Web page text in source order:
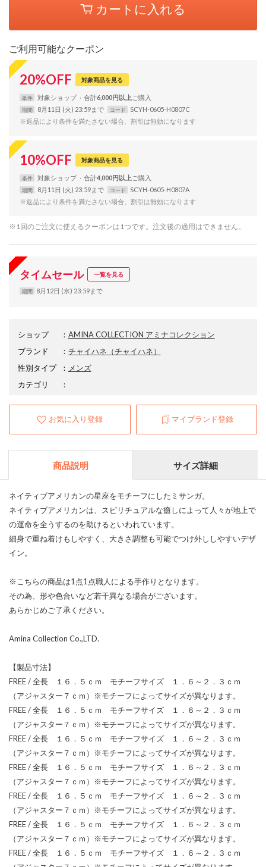
カートに入れる
ご利用可能なクーポン
20%OFF 対象商品を見る
条件 対象ショップ 合計6,000円以上
期間 8月11日 (火) 23:59まで コード
SCYH-0605-H0807C
※返品により条件を満たさない場合、割引は無効になります
10%OFF 対象商品を見る
条件 対象ショップ 合計4,000円以上
期間 8月11日 (火) 23:59まで コード
SCYH-0605-H0807A
※返品により条件を満たさない場合、割引は無効になります
※1回のご注文に使えるクーポンは1つです。注文後の適用はできません。
タイムセール 一覧を見る
期間 8月12日 (水) 23:59まで
ショップ ： AMINA COLLECTION アミナコレクション
ブランド
： チャイハネ （チャイハネ）
性別タイプ
： メンズ
カテゴリ
：
お気に入り登録 マイブランド登録
商品説明 サイズ詳細
ネイティブアメリカンの星座をモチーフにしたミサンガ。
ネイティブアメリカンは、スピリチュアルな癒しによって人々が地上で
の運命を全うするのを助けるといわれています。
細身で重ね着けもしやすく、大きさ調整も可能でつけ外ししやすいデザ
イン。
※こちらの商品は1点1点職人による手作りとなります。
その為、形や色合いなど若干異なる場合がございます。
あらかじめご了承ください。
Amina Collection Co.,LTD.
【製品寸法】
FREE / 全長 １６．５ｃｍ モチーフサイズ １．６～２．３ｃｍ
（アジャスター７ｃｍ）※モチーフによってサイズが異なります。
FREE / 全長 １６．５ｃｍ モチーフサイズ １．６～２．３ｃｍ
（アジャスター７ｃｍ）※モチーフによってサイズが異なります。
FREE / 全長 １６．５ｃｍ モチーフサイズ １．６～２．３ｃｍ
（アジャスター７ｃｍ）※モチーフによってサイズが異なります。
FREE / 全長 １６．５ｃｍ モチーフサイズ １．６～２．３ｃｍ
（アジャスター７ｃｍ）※モチーフによってサイズが異なります。
FREE / 全長 １６．５ｃｍ モチーフサイズ １．６～２．３ｃｍ
（アジャスター７ｃｍ）※モチーフによってサイズが異なります。
FREE / 全長 １６．５ｃｍ モチーフサイズ １．６～２．３ｃｍ
（アジャスター７ｃｍ）※モチーフによってサイズが異なります。
FREE / 全長 １６．５ｃｍ モチーフサイズ １．６～２．３ｃｍ